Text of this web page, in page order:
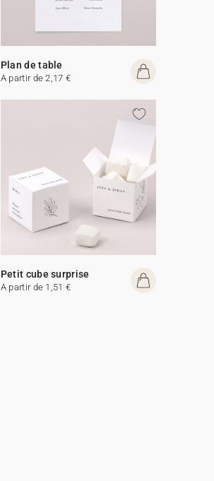
Plan de table
A partir de 2,17 €
Petit cube surprise
A partir de 1,51 €